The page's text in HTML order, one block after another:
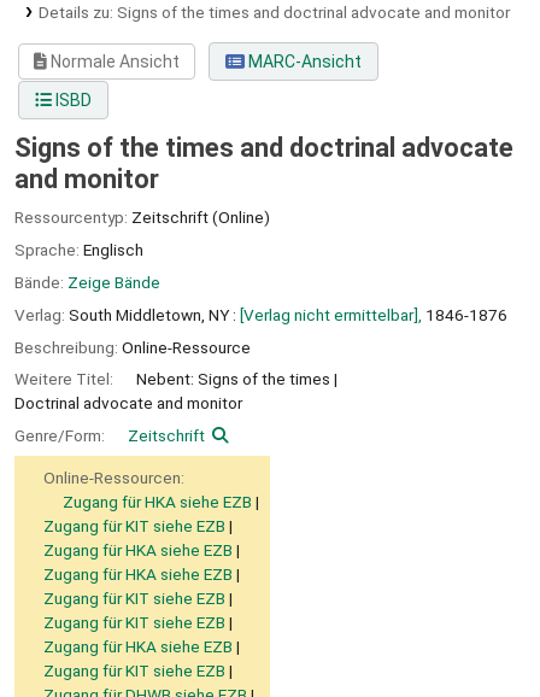
Details zu: Signs of the times and doctrinal advocate and monitor
Normale Ansicht
MARC-Ansicht
ISBD
Signs of the times and doctrinal advocate
and monitor
Ressourcentyp: Zeitschrift (Online)
Sprache: Englisch
Bände: Zeige Bände
Verlag: South Middletown, NY : [Verlag nicht ermittelbar], 1846-1876
Beschreibung: Online-Ressource
Weitere Titel:
Nebent: Signs of the times
Doctrinal advocate and monitor
Genre/Form:
Zeitschrift
Online-Ressourcen:
Zugang für HKA siehe EZB
Zugang für KIT siehe EZB
Zugang für HKA siehe EZB
Zugang für HKA siehe EZB
Zugang für KIT siehe EZB
Zugang für KIT siehe EZB
Zugang für HKA siehe EZB
Zugang für KIT siehe EZB